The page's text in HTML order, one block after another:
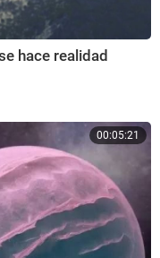
hace realidad
00:05:21